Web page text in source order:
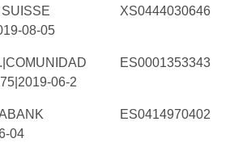
08-05
XS0444030646
06-2
ES0001353343
04
ES0414970402